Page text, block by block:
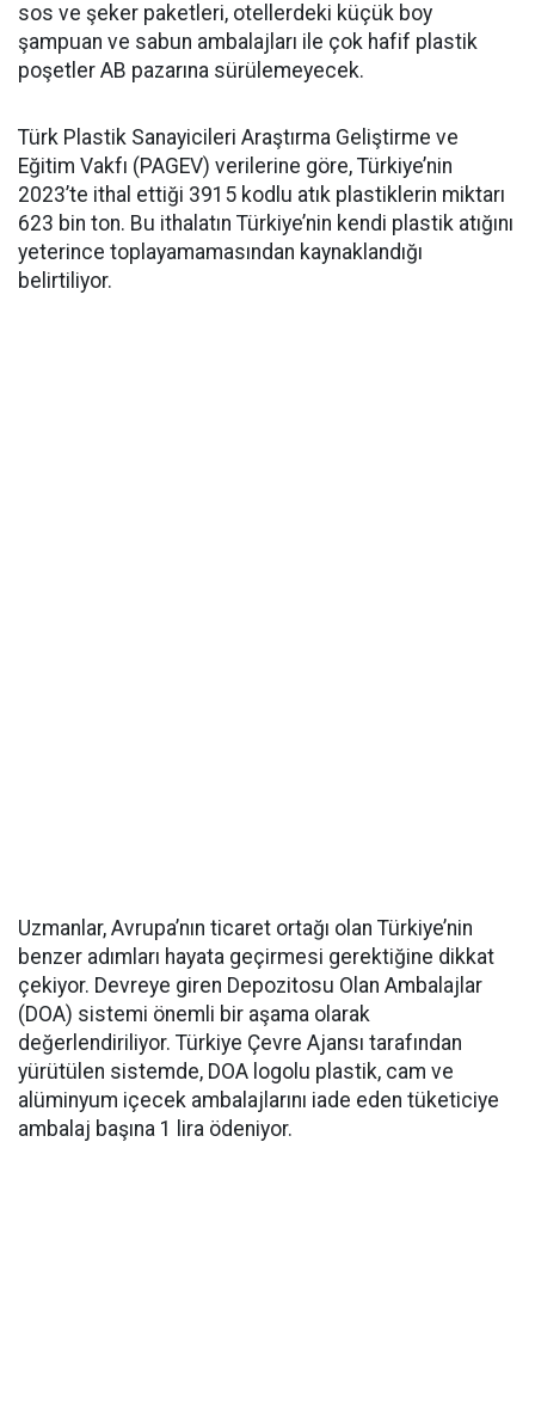
sos ve şeker paketleri, otellerdeki küçük boy
şampuan ve sabun ambalajları ile çok hafif plastik
poşetler AB pazarına sürülemeyecek.
Türk Plastik Sanayicileri Araştırma Geliştirme ve
Eğitim Vakfı (PAGEV) verilerine göre, Türkiye’nin
2023’te ithal ettiği 3915 kodlu atık plastiklerin miktarı
623 bin ton. Bu ithalatın Türkiye’nin kendi plastik atığını
yeterince toplayamamasından kaynaklandığı
belirtiliyor.
Uzmanlar, Avrupa’nın ticaret ortağı olan Türkiye’nin
benzer adımları hayata geçirmesi gerektiğine dikkat
çekiyor. Devreye giren Depozitosu Olan Ambalajlar
(DOA) sistemi önemli bir aşama olarak
değerlendiriliyor. Türkiye Çevre Ajansı tarafından
yürütülen sistemde, DOA logolu plastik, cam ve
alüminyum içecek ambalajlarını iade eden tüketiciye
ambalaj başına 1 lira ödeniyor.